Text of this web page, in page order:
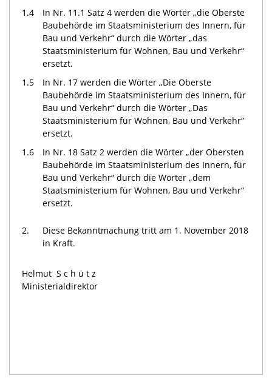
1.4
In Nr. 11.1 Satz 4 werden die Wörter „die Oberste
Baubehörde im Staatsministerium des Innern, für
Bau und Verkehr“ durch die Wörter „das
Staatsministerium für Wohnen, Bau und Verkehr“
ersetzt.
1.5
In Nr. 17 werden die Wörter „Die Oberste
Baubehörde im Staatsministerium des Innern, für
Bau und Verkehr“ durch die Wörter „Das
Staatsministerium für Wohnen, Bau und Verkehr“
ersetzt.
1.6
In Nr. 18 Satz 2 werden die Wörter „der Obersten
Baubehörde im Staatsministerium des Innern, für
Bau und Verkehr“ durch die Wörter „dem
Staatsministerium für Wohnen, Bau und Verkehr“
ersetzt.
2.
Diese Bekanntmachung tritt am 1. November 2018
in Kraft.
Helmut Schütz
Ministerialdirektor